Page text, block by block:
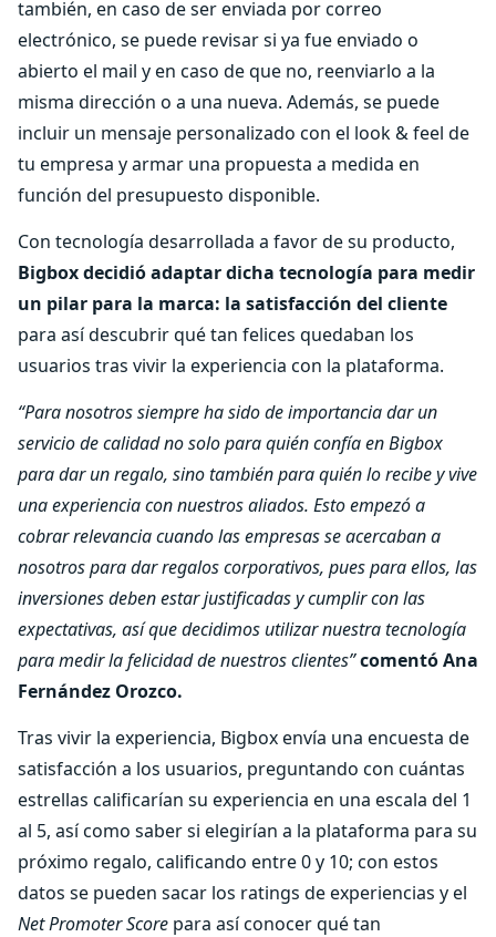
también, en caso de ser enviada por correo
electrónico, se puede revisar si ya fue enviado o
abierto el mail y en caso de que no, reenviarlo a la
misma dirección o a una nueva. Además, se puede
incluir un mensaje personalizado con el look & feel de
tu empresa y armar una propuesta a medida en
función del presupuesto disponible.
Con tecnología desarrollada a favor de su producto,
Bigbox decidió adaptar dicha tecnología para medir
un pilar para la marca: la satisfacción del cliente
para así descubrir qué tan felices quedaban los
usuarios tras vivir la experiencia con la plataforma.
“Para nosotros siempre ha sido de importancia dar un
servicio de calidad no solo para quién confía en Bigbox
para dar un regalo, sino también para quién lo recibe y vive
una experiencia con nuestros aliados. Esto empezó a
cobrar relevancia cuando las empresas se acercaban a
nosotros para dar regalos corporativos, pues para ellos, las
inversiones deben estar justificadas y cumplir con las
expectativas, así que decidimos utilizar nuestra tecnología
para medir la felicidad de nuestros clientes”comentó Ana
Fernández Orozco.
Tras vivir la experiencia, Bigbox envía una encuesta de
satisfacción a los usuarios, preguntando con cuántas
estrellas calificarían su experiencia en una escala del 1
al 5, así como saber si elegirían a la plataforma para su
próximo regalo, calificando entre 0 y 10; con estos
datos se pueden sacar los ratings de experiencias y el
Net Promoter Score para así conocer qué tan